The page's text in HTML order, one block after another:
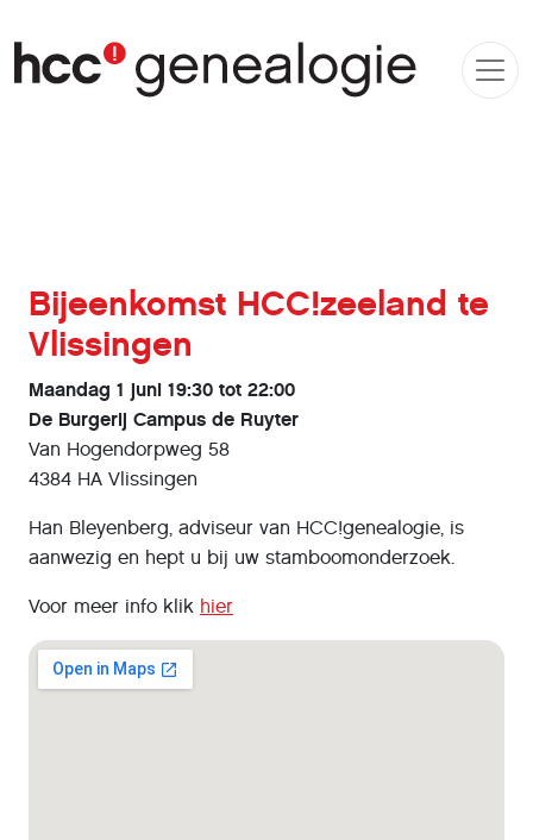
Bijeenkomst HCC!zeeland te
Vlissingen
Maandag 1 juni 19:30 tot 22:00
De Burgerij Campus de Ruyter
Van Hogendorpweg 58
4384 HA Vlissingen
Han Bleyenberg, adviseur van HCC!genealogie, is
aanwezig en hept u bij uw stamboomonderzoek.
Voor meer info klik hier